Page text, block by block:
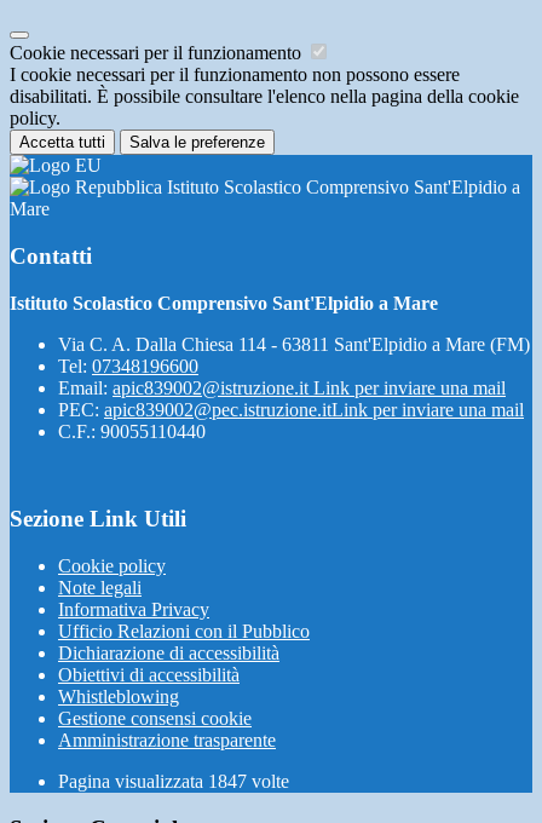
Cookie necessari per il funzionamento
I cookie necessari per il funzionamento non possono essere
disabilitati. È possibile consultare l'elenco nella pagina della cookie
policy.
Accetta tutti Salva le preferenze
Istituto Scolastico Comprensivo Sant'Elpidio a
Mare
Contatti
Istituto Scolastico Comprensivo Sant'Elpidio a Mare
Via C. A. Dalla Chiesa 114 - 63811 Sant'Elpidio a Mare (FM)
Tel: 07348196600
Email: apic839002@istruzione.it Link per inviare una mail
PEC: apic839002@pec.istruzione.itLink per inviare una mail
C.F.: 90055110440
Sezione Link Utili
Cookie policy
Note legali
Informativa Privacy
Ufficio Relazioni con il Pubblico
Dichiarazione di accessibilità
Obiettivi di accessibilità
Whistleblowing
Gestione consensi cookie
Amministrazione trasparente
Pagina visualizzata 1847 volte